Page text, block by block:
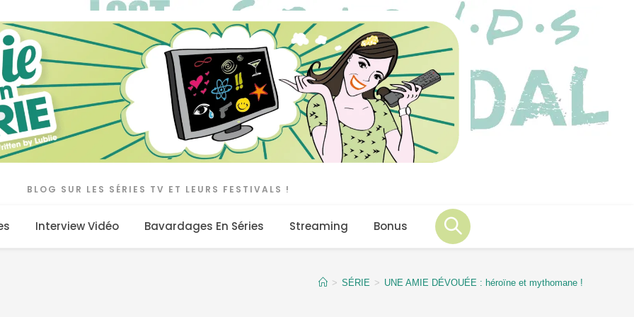
BLOG SUR LES SÉRIES TV ET LEURS FESTIVALS !
Interview Vidéo Bavardages En Séries Streaming Bonus
> SÉRIE > UNE AMIE DÉVOUÉE : héroïne et mythomane !